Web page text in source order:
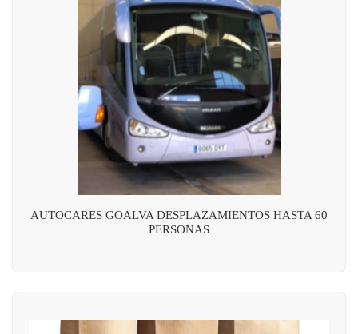
AUTOCARES GOALVA DESPLAZAMIENTOS HASTA 60
PERSONAS